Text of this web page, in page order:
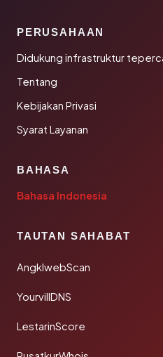
PERUSAHAAN
Didukung infrastruktur
Tentang
Kebijakan Privasi
Syarat Layanan
BAHASA
Bahasa Indonesia
TAUTAN SAHABAT
AngklwebScan
YourvillDNS
LestarinScore